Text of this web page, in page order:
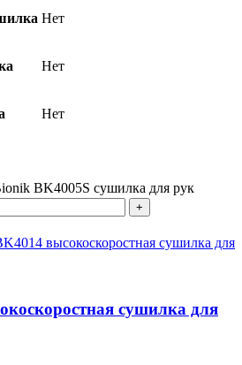
Нет
Нет
Нет
BK4005S сушилка для рук
сушилка для